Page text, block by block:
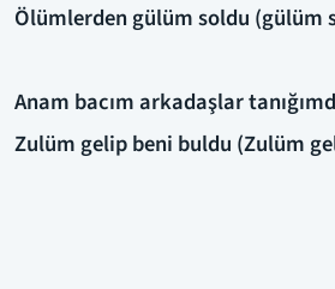
Ölümlerden gülüm soldu (gülüm
Anam bacım arkadaşlar
Zulüm gelip beni buldu (Zulüm